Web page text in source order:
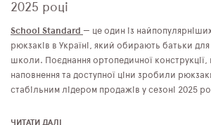
2025 році
School Standard — це один із
рюкзаків в Україні, який обирають батьки
школи. Поєднання ортопедичної конструкції,
наповнення та доступної ціни зробили
стабільним лідером продажів у сезоні 2025
ЧИТАТИ ДАЛІ